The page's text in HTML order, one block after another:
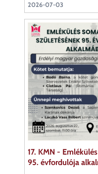
2026-07-03
17. KMN -
95. évfordulója